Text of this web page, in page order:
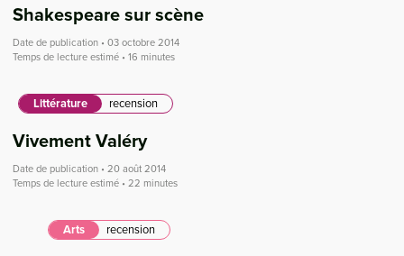
Shakespeare sur scène
Date de publication • 03 octobre 2014
Temps de lecture estimé • 16 minutes
Littérature recension
Vivement Valéry
Date de publication • 20 août 2014
Temps de lecture estimé • 22 minutes
Arts recension